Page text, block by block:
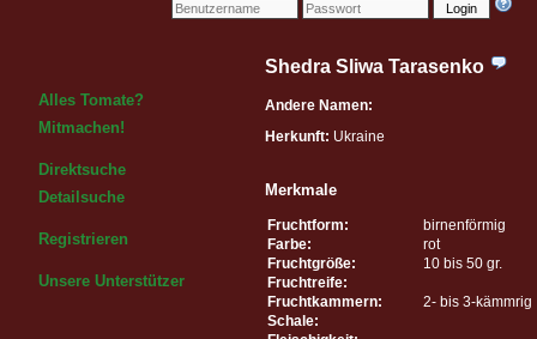
Login
Alles Tomate?
Mitmachen!
Direktsuche
Detailsuche
Registrieren
Unsere Unterstützer
Shedra Sliwa Tarasenko
Andere Namen:
Herkunft: Ukraine
Merkmale
Fruchtform:
birnenförmig
Farbe:
rot
Fruchtgröße:
10 bis 50 gr.
Fruchtreife:
Fruchtkammern:
2- bis 3-kämmrig
Schale: